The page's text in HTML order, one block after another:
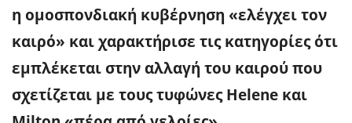
η ομοσπονδιακή κυβέρνηση «ελέγχει τον
καιρό» και χαρακτήρισε τις κατηγορίες ότι
εμπλέκεται στην αλλαγή του καιρού που
σχετίζεται με τους τυφώνες Helene και